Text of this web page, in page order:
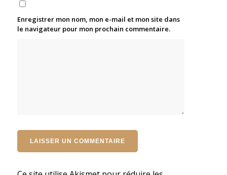
Enregistrer mon nom, mon e-mail et mon site dans
le navigateur pour mon prochain commentaire.